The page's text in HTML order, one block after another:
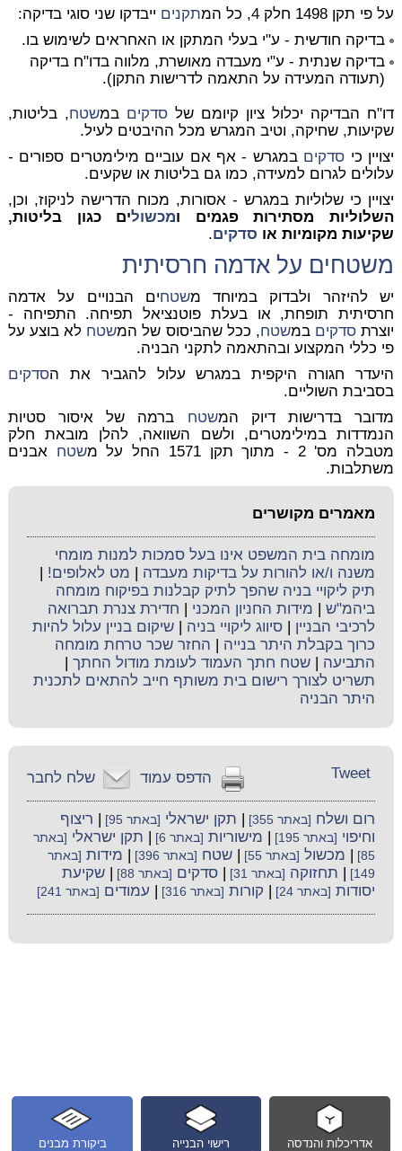
על פי תקן 1498 חלק 4, כל המ תקנים ייבדקו שני סוגי בדיקה:
בדיקה חודשית - ע"י בעלי המתקן או האחראים לשימוש בו.
בדיקה שנתית - ע"י מעבדה מאושרת, מלווה בדו"ח בדיקה
(תעודה המעידה על התאמה לדרישות התקן).
דו"ח הבדיקה יכלול ציון קיומם שלסדקים במשטח, בליטות,
שקיעות, שחיקה, וטיב המגרש מכל ההיבטים לעיל.
יצויין כי סדקים במגרש - אף אם עוביים מילימטרים ספורים -
עלולים לגרום למעידה, כמו גם בליטות או שקעים.
יצויין כי שלוליות במגרש - אסורות, מכוח הדרישה לניקוז, וכן,
השלוליות מסתירות פגמים ומכשולים כגון בליטות,
שקיעות מקומיות או סדקים.
משטחים על אדמה חרסיתית
יש להיזהר ולבדוק במיוחד משטחים הבנויים על אדמה
חרסיתית תופחת, או בעלת פוטנציאל תפיחה. התפיחה -
יוצרתסדקים במשטח, ככל שהביסוס של המשטח לא בוצע על
פי כללי המקצוע ובהתאמה לתקני הבניה.
היעדר חגורה היקפית במגרש עלול להגביר את הסדקים
בסביבת השוליים.
מדובר בדרישות דיוק המשטח ברמה של איסור סטיות
הנמדדות במילימטרים, ולשם השוואה, להלן מובאת חלק
מטבלה מס' 2 - מתוך תקן 1571 החל על מ
שטח אבנים
משתלבות.
מאמרים מקושרים
מומחה בית המשפט אינו בעל סמכות למנות מומחי
משנה ו/או להורות על בדיקות מעבדה
מט לאלופים!
תיק ליקויי בניה שהפך לתיק קבלנות בפיקוח מומחה
ביהמ"ש
מידות החניון המכני
חדירת צנרת תברואה
לרכיבי הבניין |סיווג ליקויי בניה |שיקום בניין עלול להיות
כרוך בקבלת היתר בנייה
החזר שכר טרחת מומחה
התביעה |שטח חתך העמוד לעומת מודול החתך
תשריט לצורך רישום בית משותף חייב להתאים לתכנית
היתר הבניה
שלח לחבר הדפס עמוד Tweet
רום ושלח [באתר 355] תקן ישראלי [באתר 95]
ריצוף
וחיפוי [באתר 195] מישוריות [באתר 6] תקן ישראלי [באתר
85]
מכשול [באתר 55] |שטח [באתר 396] מידות [באתר
149]
תחזוקה [באתר 31] |סדקים [באתר 88] |שקיעת
יסודות [באתר 24] קורות [באתר 316] עמודים [באתר 241]
ביקורת מבנים רישוי הבנייה אדריכלות והנדסה